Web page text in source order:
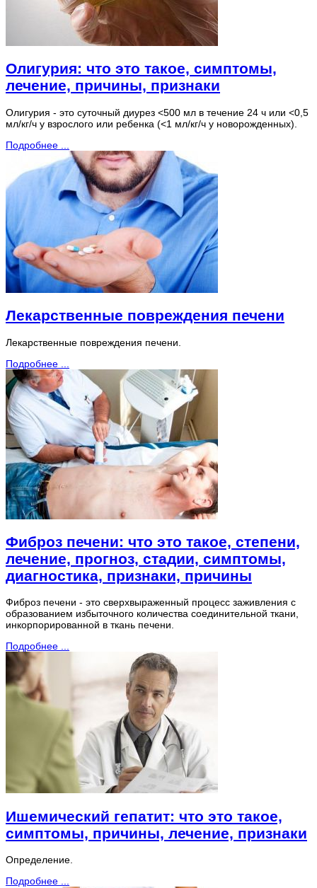
Олигурия: что это такое, симптомы,
лечение, причины, признаки
Олигурия - это суточный диурез <500 мл в течение 24 ч или <0,5
мл/кг/ч у взрослого или ребенка (<1 мл/кг/ч у новорожденных).
Подробнее ...
Лекарственные повреждения печени
Лекарственные повреждения печени.
Подробнее ...
Фиброз печени: что это такое, степени,
лечение, прогноз, стадии, симптомы,
диагностика, признаки, причины
Фиброз печени - это сверхвыраженный процесс заживления с
образованием избыточного количества соединительной ткани,
инкорпорированной в ткань печени.
Подробнее ...
Ишемический гепатит: что это такое,
симптомы, причины, лечение, признаки
Определение.
Подробнее ...